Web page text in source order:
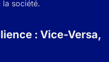
la société.
: Vice-Versa,